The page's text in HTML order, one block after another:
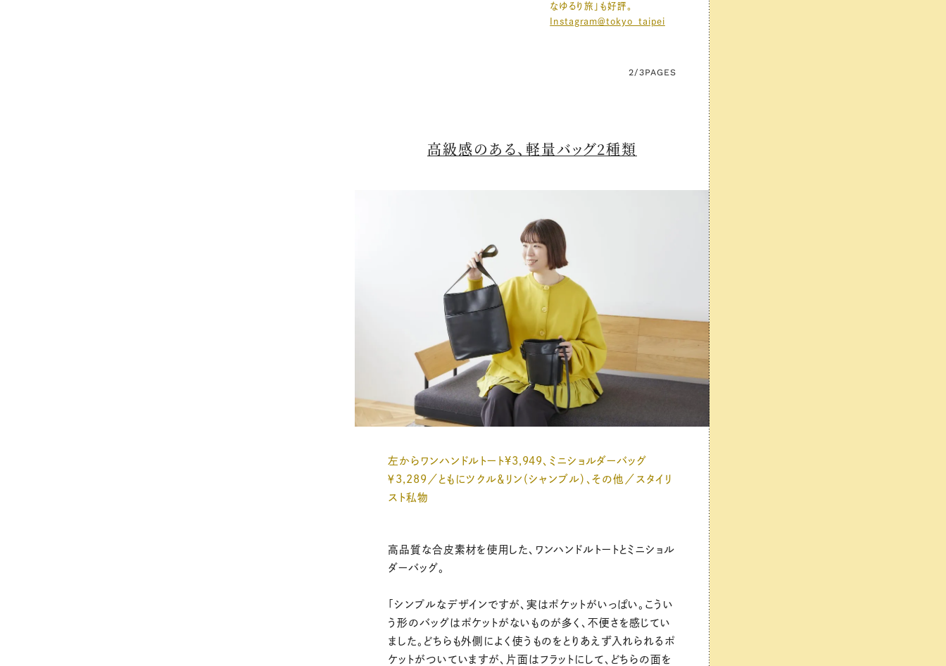
なゆるり旅」も好評。
Instagram＠tokyo_taipei
2/3PAGES
高級感のある、軽量バッグ2種類
左からワンハンドルトート¥3,949、ミニショルダーバッグ
￥3,289／ともにツクル＆リン（シャンブル）、その他／スタイリ
スト私物
高品質な合皮素材を使用した、ワンハンドルトートとミニショル
ダーバッグ。
「シンプルなデザインですが、実はポケットがいっぱい。こうい
う形のバッグはポケットがないものが多く、不便さを感じてい
ました。どちらも外側によく使うものをとりあえず入れられるポ
ケットがついていますが、片面はフラットにして、どちらの面を